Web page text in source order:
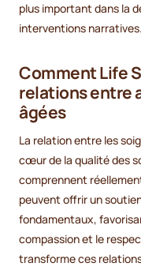
plus important dans la
interventions narratives.
Comment Life
relations entre
âgées
La relation entre les
cœur de la qualité des
comprennent
peuvent offrir un
fondamentaux,
compassion et le
transforme ces